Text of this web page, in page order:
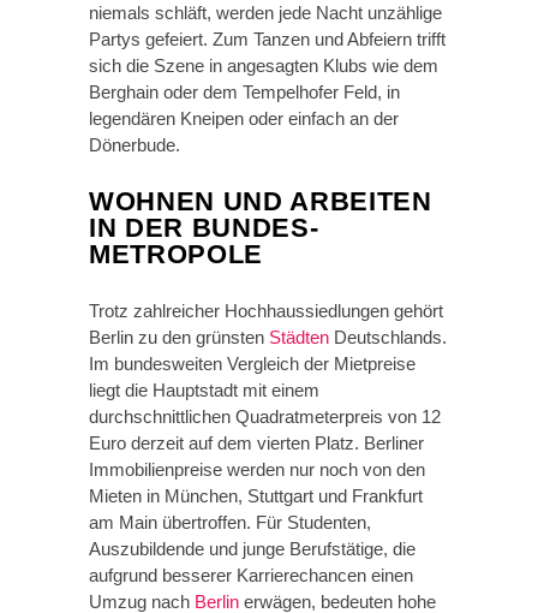
niemals schläft, werden jede Nacht unzählige
Partys gefeiert. Zum Tanzen und Abfeiern trifft
sich die Szene in angesagten Klubs wie dem
Berghain oder dem Tempelhofer Feld, in
legendären Kneipen oder einfach an der
Dönerbude.
WOHNEN UND ARBEITEN
IN DER BUNDES-
METROPOLE
Trotz zahlreicher Hochhaussiedlungen gehört
Berlin zu den grünsten Städten Deutschlands.
Im bundesweiten Vergleich der Mietpreise
liegt die Hauptstadt mit einem
durchschnittlichen Quadratmeterpreis von 12
Euro derzeit auf dem vierten Platz. Berliner
Immobilienpreise werden nur noch von den
Mieten in München, Stuttgart und Frankfurt
am Main übertroffen. Für Studenten,
Auszubildende und junge Berufstätige, die
aufgrund besserer Karrierechancen einen
Umzug nach Berlin erwägen, bedeuten hohe